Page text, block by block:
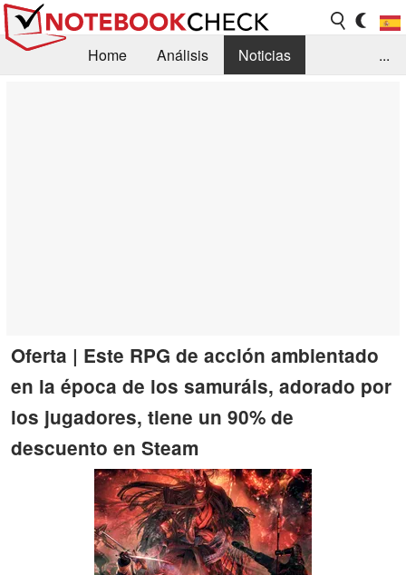
Home Análisis
Noticias
...
Oferta | Este RPG de acción ambientado
en la época de los samuráis, adorado por
los jugadores, tiene un 90% de
descuento en Steam